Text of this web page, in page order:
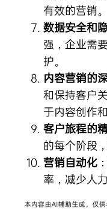
有效的营销。
数据安全和
强，企业需
护。
内容营销的
和保持客户
于内容创作
客户旅程的
的每个阶段
营销自动化
率，减少人